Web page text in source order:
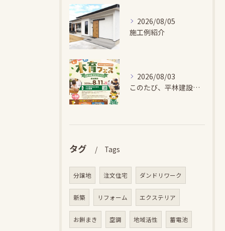
2026/08/05
施工例紹介
2026/08/03
このたび、平林建設では、お子さまが木とふれあい・木について学...
タグ Tags
分譲地 注文住宅 ダンドリワーク
新築 リフォーム エクステリア
お餅まき 空調 地域活性 蓄電池